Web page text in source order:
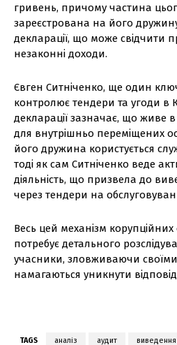
гривень, причому частина
зареєстрована на його
декларації, що може свідчити
незаконні доходи.
Євген Ситніченко, ще один
контролює тендери та угоди в
декларації зазначає, що живе
для внутрішньо переміщених
його дружина користується
тоді як сам Ситніченко веде
діяльність, що призвела до
через тендери на
Весь цей механізм корупційних
потребує детального
учасники, зловживаючи
намагаються уникнути
TAGS аналіз аудит виведення